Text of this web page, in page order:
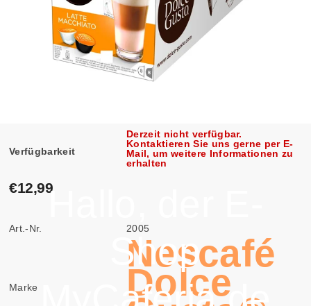
Verfügbarkeit
Derzeit nicht verfügbar.
Kontaktieren Sie uns gerne per E-
Mail, um weitere Informationen zu
erhalten
€12,99
Art.-Nr. 2005
Marke
Nescafé
Dolce
Hallo, der E-
Shop